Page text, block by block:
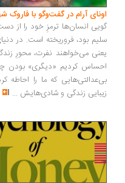
آرام در گفت‌وگو با فاروک شهیچ‭
انسان‌ها ترمزِ خود را از دست
بود، فروریخته است. در دنیای
می‌خواهند نفرت، محورِ
کردیم «دیگری» بودن چه
که ما را احاطه
زندگی و شادی‌هایش...